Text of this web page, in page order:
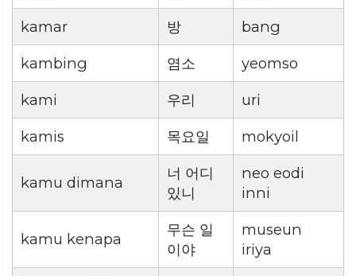
kamar
방
bang
kambing
염소
yeomso
kami
우리
uri
kamis
목요일 mokyoil
kamu dimana
너 어디
있니
neo eodi
inni
kamu kenapa
무슨 일
이야
museun
iriya